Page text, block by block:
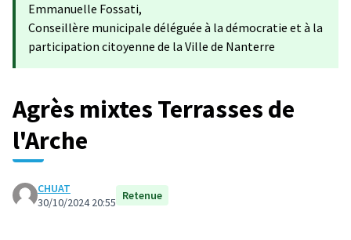
Emmanuelle Fossati,
Conseillère municipale déléguée à la démocratie et à la
participation citoyenne de la Ville de Nanterre
Agrès mixtes Terrasses de
l'Arche
CHUAT
30/10/2024 20:55 Retenue